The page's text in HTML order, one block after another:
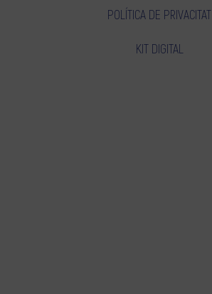
POLÍTICA DE PRIVACITAT
KIT DIGITAL